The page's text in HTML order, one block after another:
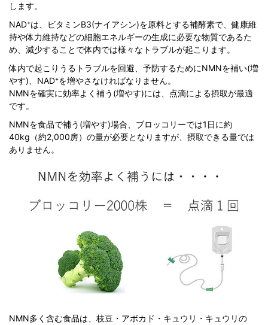
します。
NAD⁺は、ビタミンB3(ナイアシン)を原料とする補酵素で、健康維
持や体力維持などの細胞エネルギーの生成に必要な物質であるた
め、減少することで体内では様々なトラブルが起こります。
体内で起こりうるトラブルを回避、予防するためにNMNを補い(増
やす)、NAD⁺を増やさなければなりません。
NMNを確実に効率よく補う(増やす)には、点滴による摂取が最適
です。
NMNを食品で補う(増やす)場合、ブロッコリーでは1日に約
40kg（約2,000房）の量が必要となりますが、摂取できる量では
ありません。
NMN多く含む食品は、枝豆・アボカド・キュウリ・キュウリの